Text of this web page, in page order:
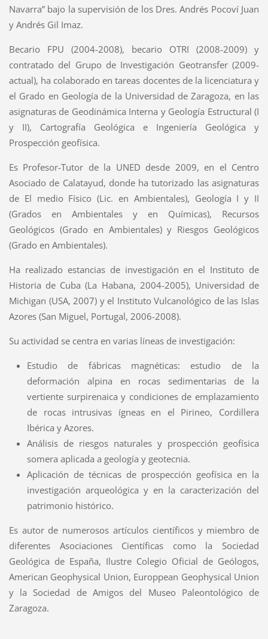
Navarra” bajo la supervisión de los Dres. Andrés Pocoví Juan
y Andrés Gil Imaz.
Becario FPU (2004-2008), becario OTRI (2008-2009) y
contratado del Grupo de Investigación Geotransfer (2009-
actual), ha colaborado en tareas docentes de la licenciatura y
el Grado en Geología de la Universidad de Zaragoza, en las
asignaturas de Geodinámica Interna y Geología Estructural (I
y II), Cartografía Geológica e Ingeniería Geológica y
Prospección geofísica.
Es Profesor-Tutor de la UNED desde 2009, en el Centro
Asociado de Calatayud, donde ha tutorizado las asignaturas
de El medio Físico (Lic. en Ambientales), Geología I y II
(Grados en Ambientales y en Químicas), Recursos
Geológicos (Grado en Ambientales) y Riesgos Geológicos
(Grado en Ambientales).
Ha realizado estancias de investigación en el Instituto de
Historia de Cuba (La Habana, 2004-2005), Universidad de
Michigan (USA, 2007) y el Instituto Vulcanológico de las Islas
Azores (San Miguel, Portugal, 2006-2008).
Su actividad se centra en varias líneas de investigación:
Estudio de fábricas magnéticas: estudio de la
deformación alpina en rocas sedimentarias de la
vertiente surpirenaica y condiciones de emplazamiento
de rocas intrusivas ígneas en el Pirineo, Cordillera
Ibérica y Azores.
Análisis de riesgos naturales y prospección geofísica
somera aplicada a geología y geotecnia.
Aplicación de técnicas de prospección geofísica en la
investigación arqueológica y en la caracterización del
patrimonio histórico.
Es autor de numerosos artículos científicos y miembro de
diferentes Asociaciones Científicas como la Sociedad
Geológica de España, Ilustre Colegio Oficial de Geólogos,
American Geophysical Union, Europpean Geophysical Union
y la Sociedad de Amigos del Museo Paleontológico de
Zaragoza.